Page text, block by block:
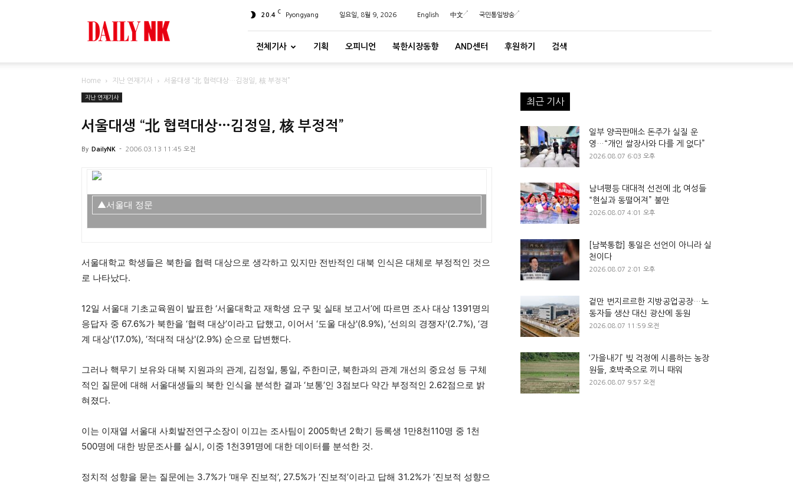
20.4 C Pyongyang 일요일, 8월 9, 2026 English 中文 국민통일방송
전체기사 기획 오피니언 북한시장동향 AND센터 후원하기 검색
Home 지난 연재기사 서울대생 “北 협력대상…김정일, 核 부정적”
지난 연재기사
서울대생 “北 협력대상…김정일, 核 부정적”
By DailyNK - 2006.03.13 11:45 오전
▲서울대 정문
서울대학교 학생들은 북한을 협력 대상으로 생각하고 있지만 전반적인 대북 인식은 대체로 부정적인 것으
로 나타났다.
12일 서울대 기초교육원이 발표한 ‘서울대학교 재학생 요구 및 실태 보고서’에 따르면 조사 대상 1391명의
응답자 중 67.6%가 북한을 ‘협력 대상’이라고 답했고, 이어서 ‘도울 대상'(8.9%), ‘선의의 경쟁자'(2.7%), ‘경
계 대상'(17.0%), ‘적대적 대상'(2.9%) 순으로 답변했다.
그러나 핵무기 보유와 대북 지원과의 관계, 김정일, 통일, 주한미군, 북한과의 관계 개선의 중요성 등 구체
적인 질문에 대해 서울대생들의 북한 인식을 분석한 결과 ‘보통’인 3점보다 약간 부정적인 2.62점으로 밝
혀졌다.
이는 이재열 서울대 사회발전연구소장이 이끄는 조사팀이 2005학년 2학기 등록생 1만8천110명 중 1천
500명에 대한 방문조사를 실시, 이중 1천391명에 대한 데이터를 분석한 것.
정치적 성향을 묻는 질문에는 3.7%가 ‘매우 진보적’, 27.5%가 ‘진보적’이라고 답해 31.2%가 ‘진보적 성향으
최근 기사
일부 양곡판매소 돈주가 실질 운
영…“개인 쌀장사와 다를 게 없다”
2026.08.07 6:03 오후
남녀평등 대대적 선전에 北 여성들
“현실과 동떨어져” 불만
2026.08.07 4:01 오후
[남북통합] 통일은 선언이 아니라 실
천이다
2026.08.07 2:01 오후
겉만 번지르르한 지방공업공장…노
동자들 생산 대신 광산에 동원
2026.08.07 11:59 오전
‘가을내기’ 빚 걱정에 시름하는 농장
원들, 호박죽으로 끼니 때워
2026.08.07 9:57 오전